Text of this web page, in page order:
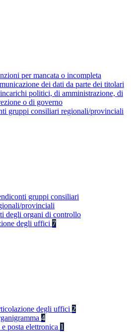
per mancata o incompleta
dei dati da parte dei titolari
politici, di amministrazione, di
o di governo
gruppi consiliari regionali/provinciali
gruppi consiliari
provinciali
degli organi di controllo
degli uffici 7
degli uffici 2
4
posta elettronica 1